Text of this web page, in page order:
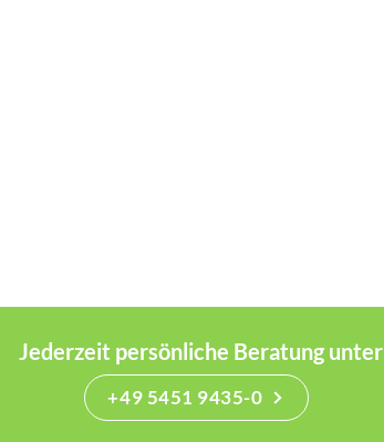
Jederzeit persönliche Beratung unter
+49 5451 9435-0